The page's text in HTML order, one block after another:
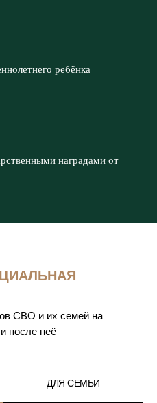
ребёнка
наградами от
СВО и их семей на
после неё
ДЛЯ СЕМЬИ